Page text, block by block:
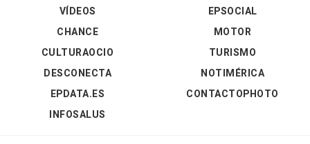
VÍDEOS
EPSOCIAL
CHANCE
CULTURAOCIO
DESCONECTA
EPDATA.ES
INFOSALUS
MOTOR
TURISMO
NOTIMÉRICA
CONTACTOPHOTO